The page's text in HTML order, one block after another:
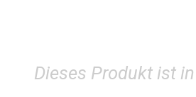
Dieses Produkt ist